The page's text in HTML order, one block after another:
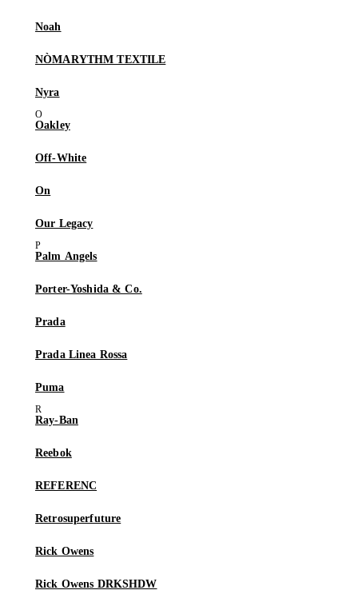
Noah
NÒMARYTHM TEXTILE
Nyra
Oakley
Off-White
On
Our Legacy
Palm Angels
Porter-Yoshida & Co.
Prada
Prada Linea Rossa
Puma
Ray-Ban
Reebok
REFERENC
Retrosuperfuture
Rick Owens
Rick Owens DRKSHDW